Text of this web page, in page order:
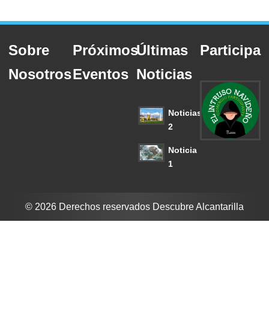
Sobre
Nosotros
Próximos
Eventos
Últimas
Noticias
Noticias
2
Noticia
1
Participa
© 2026 Derechos reservados Descubre Alcantarilla